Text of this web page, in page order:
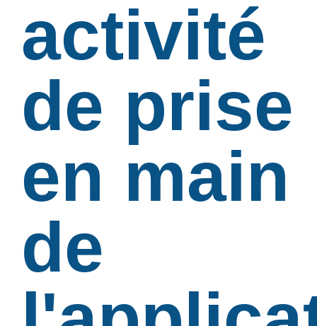
activité
de prise
en main
de